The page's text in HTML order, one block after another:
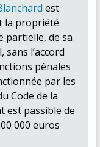
est
la propriété
partielle, de sa
l’accord
pénales
par les
Code de la
est passible de
000 euros